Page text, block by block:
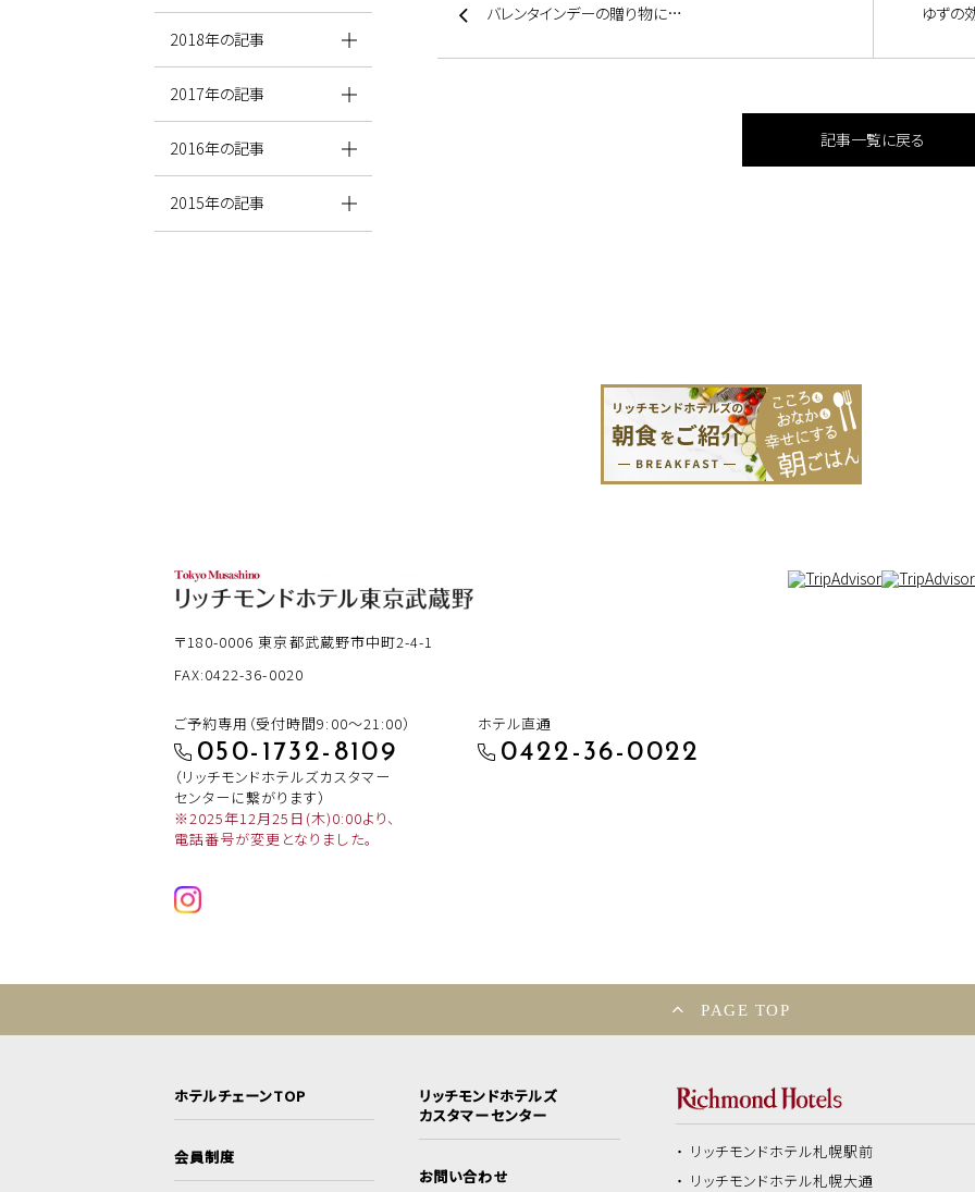
バレンタインデーの贈り物に… ゆずの
記事一覧に戻る
2018年の記事
2017年の記事
2016年の記事
2015年の記事
〒180-0006東京都武蔵野市中町2-4-1
FAX:0422-36-0020
ご予約専用（受付時間9:00～21:00）
050-1732-8109
（リッチモンドホテルズカスタマー
センターに繋がります）
※2025年12月25日(木)0:00より、
電話番号が変更となりました。
ホテル直通
0422-36-0022
PAGE TOP
ホテルチェーンTOP
会員制度
リッチモンドホテルズ
カスタマーセンター
お問い合わせ
リッチモンドホテル札幌駅前
リッチモンドホテル札幌大通